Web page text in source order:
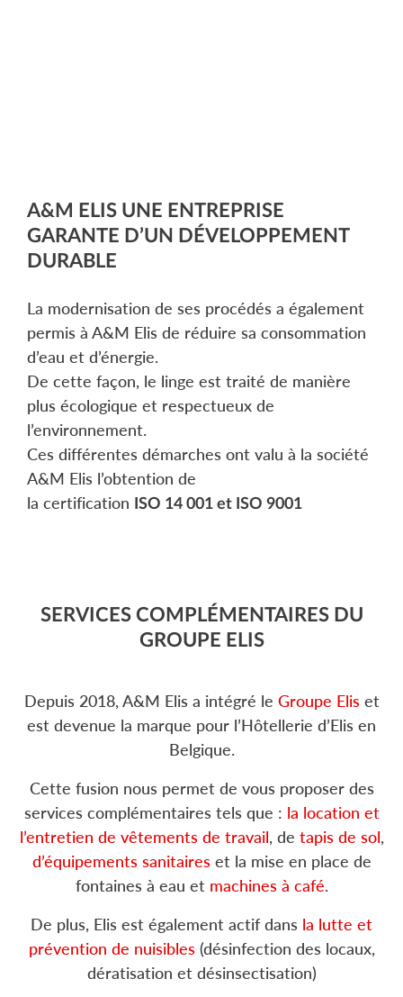
A&M ELIS UNE ENTREPRISE
GARANTE D’UN DÉVELOPPEMENT
DURABLE
La modernisation de ses procédés a également
permis à A&M Elis de réduire sa consommation
d’eau et d’énergie.
De cette façon, le linge est traité de manière
plus écologique et respectueux de
l’environnement.
Ces différentes démarches ont valu à la société
A&M Elis l’obtention de
la certification
ISO 14 001 et ISO 9001
SERVICES COMPLÉMENTAIRES DU
GROUPE ELIS
Depuis 2018, A&M Elis a intégré le Groupe Elis et
est devenue la marque pour l’Hôtellerie d’Elis en
Belgique.
Cette fusion nous permet de vous proposer des
services complémentaires tels que : la location et
l’entretien de vêtements de travail, de tapis de sol,
d’équipements sanitaires et la mise en place de
fontaines à eau et machines à café.
De plus, Elis est également actif dans la lutte et
prévention de nuisibles (désinfection des locaux,
dératisation et désinsectisation)